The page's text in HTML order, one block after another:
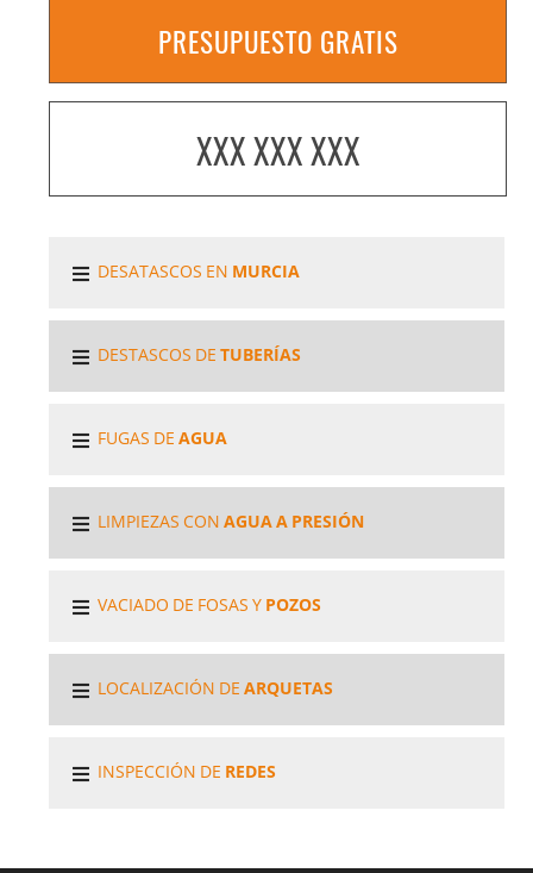
PRESUPUESTO GRATIS
XXX XXX XXX
DESATASCOS EN MURCIA
DESTASCOS DETUBERÍAS
FUGAS DEAGUA
LIMPIEZAS CONAGUA A PRESIÓN
VACIADO DE FOSAS Y POZOS
LOCALIZACIÓN DEARQUETAS
INSPECCIÓN DE REDES